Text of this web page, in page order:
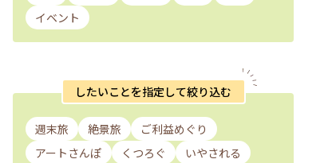
イベント
したいことを指定して絞り込む
週末旅 絶景旅
ご利益めぐり
アートさんぽ
くつろぐ
いやされる